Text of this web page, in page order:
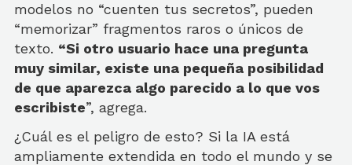
modelos no “cuenten tus secretos”, pueden
“memorizar” fragmentos raros o únicos de
texto. “Si otro usuario hace una pregunta
muy similar, existe una pequeña posibilidad
de que aparezca algo parecido a lo que vos
escribiste”, agrega.
¿Cuál es el peligro de esto? Si la IA está
ampliamente extendida en todo el mundo y se